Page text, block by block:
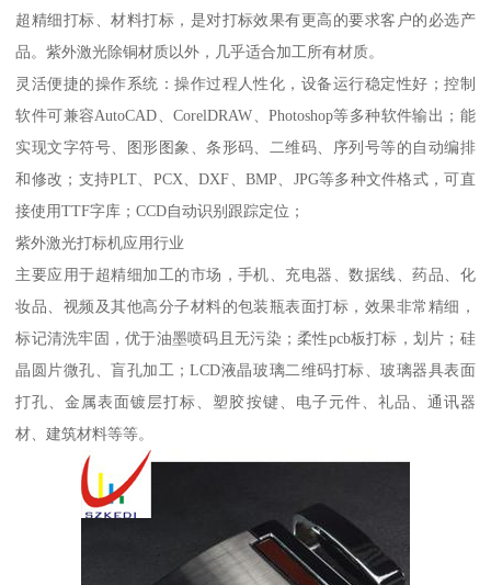
超精细打标、材料打标，是对打标效果有更高的要求客户的必选产
品。紫外激光除铜材质以外，几乎适合加工所有材质。
灵活便捷的操作系统：操作过程人性化，设备运行稳定性好；控制
软件可兼容AutoCAD、CorelDRAW、Photoshop等多种软件输出；能
实现文字符号、图形图象、条形码、二维码、序列号等的自动编排
和修改；支持PLT、PCX、DXF、BMP、JPG等多种文件格式，可直
接使用TTF字库；CCD自动识别跟踪定位；
紫外激光打标机应用行业
主要应用于超精细加工的市场，手机、充电器、数据线、药品、化
妆品、视频及其他高分子材料的包装瓶表面打标，效果非常精细，
标记清洗牢固，优于油墨喷码且无污染；柔性pcb板打标，划片；硅
晶圆片微孔、盲孔加工；LCD液晶玻璃二维码打标、玻璃器具表面
打孔、金属表面镀层打标、塑胶按键、电子元件、礼品、通讯器
材、建筑材料等等。